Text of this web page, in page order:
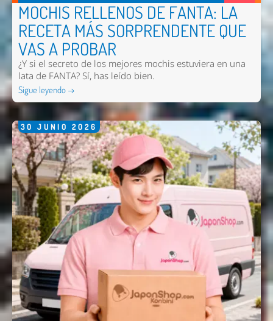
MOCHIS RELLENOS DE FANTA: LA
RECETA MÁS SORPRENDENTE QUE
VAS A PROBAR
¿Y si el secreto de los mejores mochis estuviera en una
lata de FANTA? Sí, has leído bien.
Sigue leyendo →
30 JUNIO 2026